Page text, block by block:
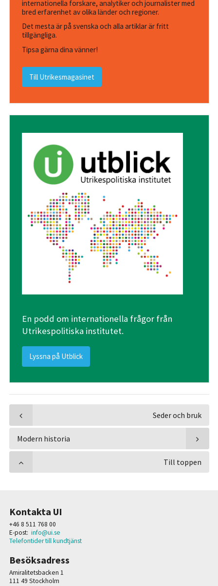
internationella forskare, analytiker och journalister med
bred erfarenhet av olika länder och regioner.
Det mesta är på svenska och alla artiklar är fritt
tillgängliga.
Tipsa gärna dina vänner!
Till Utrikesmagasinet
En podd om internationella frågor från
Utrikespolitiska institutet.
Lyssna på Utblick
Seder och bruk
Modern historia
Till toppen
Kontakta UI
+46 8 511 768 00
E-post: info@ui.se
Telefontider till kundtjänst
Besöksadress
Amiralitetsbacken 1
111 49 Stockholm